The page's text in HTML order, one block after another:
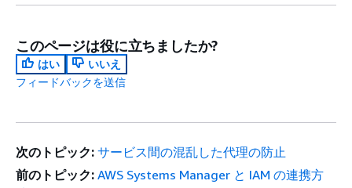
このページは役に立ちましたか?
はい
いいえ
フィードバックを送信
次のトピック: サービス間の混乱した代理の防止
前のトピック: AWS Systems Manager と IAM の連携方